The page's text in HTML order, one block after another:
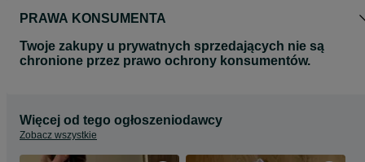
PRAWA KONSUMENTA
Twoje zakupy u prywatnych sprzedających nie są
chronione przez prawo ochrony konsumentów.
Więcej od tego ogłoszeniodawcy
Zobacz wszystkie